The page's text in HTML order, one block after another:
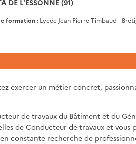
DE L'ESSONNE (91)
formation : Lycée Jean Pierre Timbaud -
exercer un métier concret,
de travaux du Bâtiment et du
de Conducteur de travaux et vous
constante recherche de